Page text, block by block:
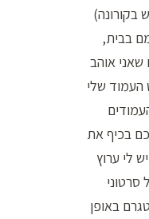
בבית,
אוהב
העמוד שלי
בכיף את
לי ערוץ
באופן